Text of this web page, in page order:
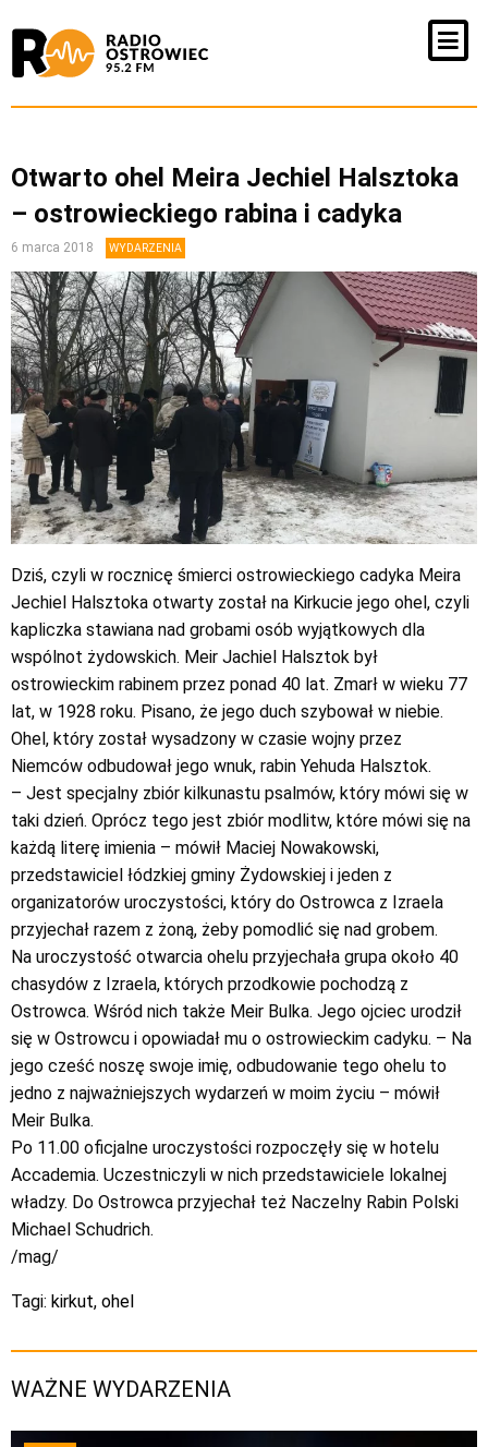
Otwarto ohel Meira Jechiel Halsztoka
– ostrowieckiego rabina i cadyka
6 marca 2018 WYDARZENIA
Dziś, czyli w rocznicę śmierci ostrowieckiego cadyka Meira
Jechiel Halsztoka otwarty został na Kirkucie jego ohel, czyli
kapliczka stawiana nad grobami osób wyjątkowych dla
wspólnot żydowskich. Meir Jachiel Halsztok był
ostrowieckim rabinem przez ponad 40 lat. Zmarł w wieku 77
lat, w 1928 roku. Pisano, że jego duch szybował w niebie.
Ohel, który został wysadzony w czasie wojny przez
Niemców odbudował jego wnuk, rabin Yehuda Halsztok.
– Jest specjalny zbiór kilkunastu psalmów, który mówi się w
taki dzień. Oprócz tego jest zbiór modlitw, które mówi się na
każdą literę imienia – mówił Maciej Nowakowski,
przedstawiciel łódzkiej gminy Żydowskiej i jeden z
organizatorów uroczystości, który do Ostrowca z Izraela
przyjechał razem z żoną, żeby pomodlić się nad grobem.
Na uroczystość otwarcia ohelu przyjechała grupa około 40
chasydów z Izraela, których przodkowie pochodzą z
Ostrowca. Wśród nich także Meir Bulka. Jego ojciec urodził
się w Ostrowcu i opowiadał mu o ostrowieckim cadyku. – Na
jego cześć noszę swoje imię, odbudowanie tego ohelu to
jedno z najważniejszych wydarzeń w moim życiu – mówił
Meir Bulka.
Po 11.00 oficjalne uroczystości rozpoczęły się w hotelu
Accademia. Uczestniczyli w nich przedstawiciele lokalnej
władzy. Do Ostrowca przyjechał też Naczelny Rabin Polski
Michael Schudrich.
/mag/
Tagi: kirkut, ohel
WAŻNE WYDARZENIA